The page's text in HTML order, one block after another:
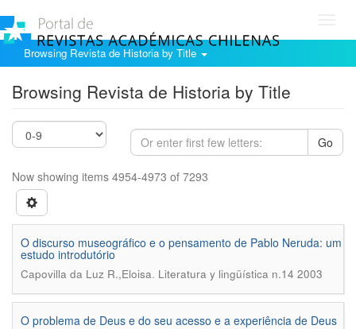
Browsing Revista de Historia by Title
Browsing Revista de Historia by Title
Go
Now showing items 4954-4973 of 7293
O discurso museográfico e o pensamento de Pablo Neruda: um
estudo introdutório
Capovilla da Luz R.,Eloisa. Literatura y lingüística n.14 2003
O problema de Deus e do seu acesso e a experiência de Deus